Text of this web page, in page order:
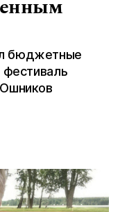
бюджетные
фестиваль